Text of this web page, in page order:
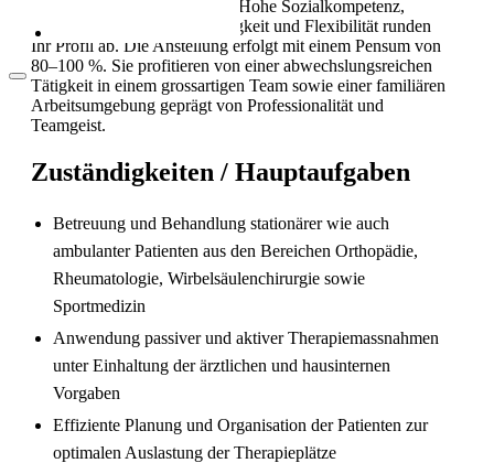
Arbeitsbedingungen in der Pflege in der
Schweiz
selbstständigen Arbeitsweise. Hohe Sozialkompetenz,
Einsatzbereitschaft, Teamfähigkeit und Flexibilität runden
Ihr Profil ab. Die Anstellung erfolgt mit einem Pensum von
80–100 %. Sie profitieren von einer abwechslungsreichen
Tätigkeit in einem grossartigen Team sowie einer familiären
Arbeitsumgebung geprägt von Professionalität und
Teamgeist.
Zuständigkeiten / Hauptaufgaben
Betreuung und Behandlung stationärer wie auch
ambulanter Patienten aus den Bereichen Orthopädie,
Rheumatologie, Wirbelsäulenchirurgie sowie
Sportmedizin
Anwendung passiver und aktiver Therapiemassnahmen
unter Einhaltung der ärztlichen und hausinternen
Vorgaben
Effiziente Planung und Organisation der Patienten zur
optimalen Auslastung der Therapieplätze